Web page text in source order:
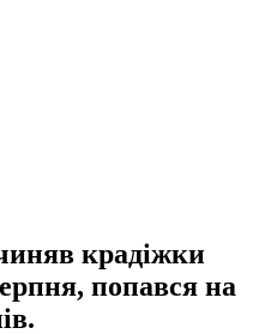
крадіжки
попався на